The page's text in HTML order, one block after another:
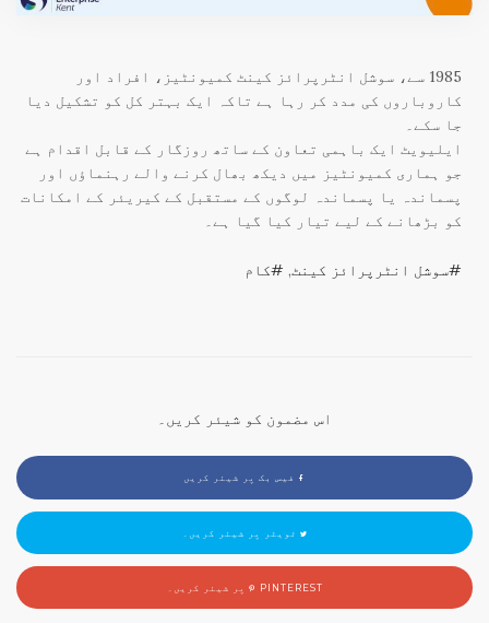
1985 سے، سوشل انٹرپرائز کینٹ کمیونٹیز، افراد اور
کاروباروں کی مدد کر رہا ہے تاکہ ایک بہتر کل کو تشکیل دیا
جا سکے۔
ایلیویٹ ایک باہمی تعاون کے ساتھ روزگار کے قابل اقدام ہے
جو ہماری کمیونٹیز میں دیکھ بھال کرنے والے رہنماؤں اور
پسماندہ یا پسماندہ لوگوں کے مستقبل کے کیریئر کے امکانات
کو بڑھانے کے لیے تیار کیا گیا ہے۔
سوشل انٹرپرائز کینٹ, کام
اس مضمون کو شیئر کریں۔
فیس بک پر شیئر کریں
ٹویٹر پر شیئر کریں۔
PINTEREST پر شیئر کریں۔